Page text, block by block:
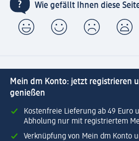
Wie gefällt Ihnen diese
Mein dm Konto: jetzt registrieren
genießen
Kostenfreie Lieferung ab 49 Euro
Abholung nur mit registriertem
Verknüpfung von Mein dm Konto